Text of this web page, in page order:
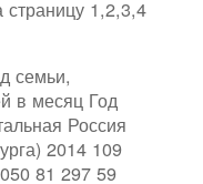
1,2,3,4
семьи,
в месяц Год
Россия
2014 109
81 297 59